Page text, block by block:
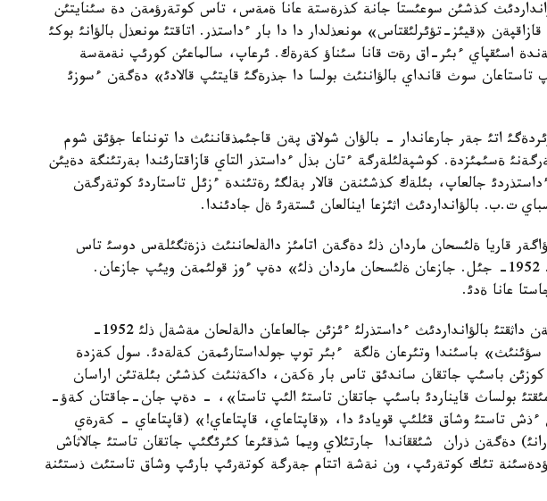
كذشئن سوعئستا جانة كذرةستة عانا ةمةس، تاس كوتةرؤمةن دة سئنايتئن
«قيئز-تؤئرلئقتاس» مونعذلدار دا دا بار ءداستذر. اتاقتئ مونعذل بالؤانئ بوكئ
اسئقپاي ءبئر-اق رةت قانا سئناؤ كةرةك. ئرعاپ، سالماعئن كورئپ نةمةسة
تاستاعان سوث قانداي بالؤاننئث بولسا دا جذرةگئ قايتئپ قالادئ» دةگةن ءسوزئ
اتئ جةر جارعاندار - بالؤان شولاق پةن قاجئمذقاننئث دا تونناعا جؤئق شوم
ةسئمئزدة. كوشپةلئلةرگة ءتان بذل ءداستذر التاي قازاقتارئندا بةرتئنگة دةيئن
جالعاپ، بئلةك كذشئنةن قالار بةلگئ رةتئندة ءزئل تاستاردئ كوتةرگةن
ت.ب. بالؤانداردئث اثئزعا اينالعان ئستةرئ ةل جادئندا.
قاريا ةلئسحان ماردان ذلئ دةگةن اتامئز دالةلحاننئث ذزةثگئلةس دوسئ تاس
بةتئنة: «بالؤان دالةلحان. 1952- جئل. جازعان ةلئسحان ماردان ذلئ» دةپ ءوز قولئمةن ويئپ جازعان.
وزئنةن بذرئن ءومئر سذرگةن داثقتئ بالؤانداردئث ءداستذرلئ ءئزئن جالعاعان دالةلحان مةشةل ذلئ 1952-
باسئندا وتئرعان ةلگة ءبئر توپ جولداستارئمةن كةلةدئ. سول كةزدة
باسئپ جاتقان ساندئق تاس بار ةكةن، داكةثنئث كذشئن بئلةتئن اراسان
بولساث قايناردئ باسئپ جاتقان تاستئ الئپ تاستا»، - دةپ جان-جاقتان كةؤ-
ءذش تاستئ وشاق قئلئپ قويادئ دا، «قاپتاعاي، قاپتاعاي!» (قاپتاعاي - كةرةي
دةگةن ذران شئققاندا جارتئلاي ويما شذقئرعا كئرئگئپ جاتقان تاستئ جالاثاش
تئك كوتةرئپ، ون نةشة اتتام جةرگة كوتةرئپ بارئپ وشاق تاستئث ذستئنة